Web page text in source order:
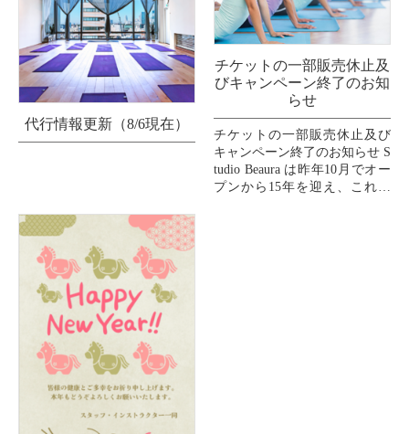
代行情報更新（8/6現在）
チケットの一部販売休止及
びキャンペーン終了のお知
らせ
チケットの一部販売休止及び
キャンペーン終了のお知らせ S
tudio Beaura は昨年10月でオー
プンから15年を迎え、これま